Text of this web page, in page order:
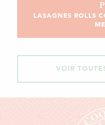
LASAGNES ROLLS
VOIR